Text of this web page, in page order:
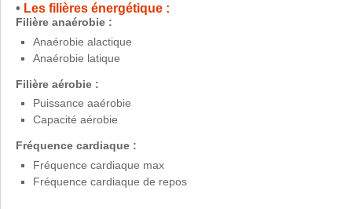
• Les filières énergétique :
Filière anaérobie :
Anaérobie alactique
Anaérobie latique
Filière aérobie :
Puissance aaérobie
Capacité aérobie
Fréquence cardiaque :
Fréquence cardiaque max
Fréquence cardiaque de repos